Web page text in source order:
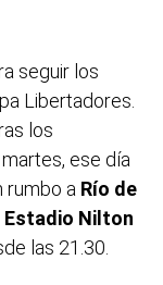
seguir los
Libertadores.
los
ese día
rumbo a Río de
Estadio Nilton
las 21.30.